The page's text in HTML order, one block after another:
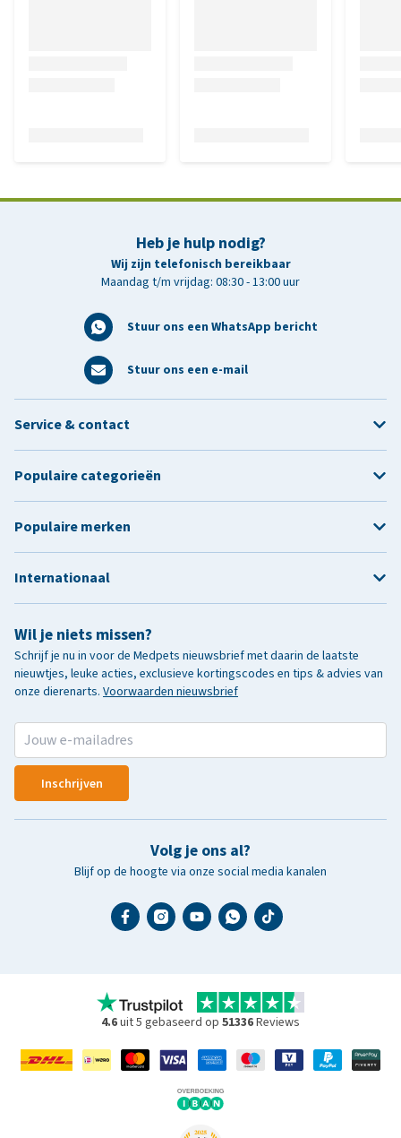
Heb je hulp nodig?
Wij zijn telefonisch bereikbaar
Maandag t/m vrijdag: 08:30 - 13:00 uur
Stuur ons een WhatsApp bericht
Stuur ons een e-mail
Wil je niets missen?
Schrijf je nu in voor de Medpets nieuwsbrief met daarin de laatste
nieuwtjes, leuke acties, exclusieve kortingscodes en tips & advies van
onze dierenarts. Voorwaarden nieuwsbrief
Inschrijven
Volg je ons al?
Blijf op de hoogte via onze social media kanalen
Service & contact
Populaire categorieën
Populaire merken
Internationaal
4.6uit 5 gebaseerd op 51336Reviews